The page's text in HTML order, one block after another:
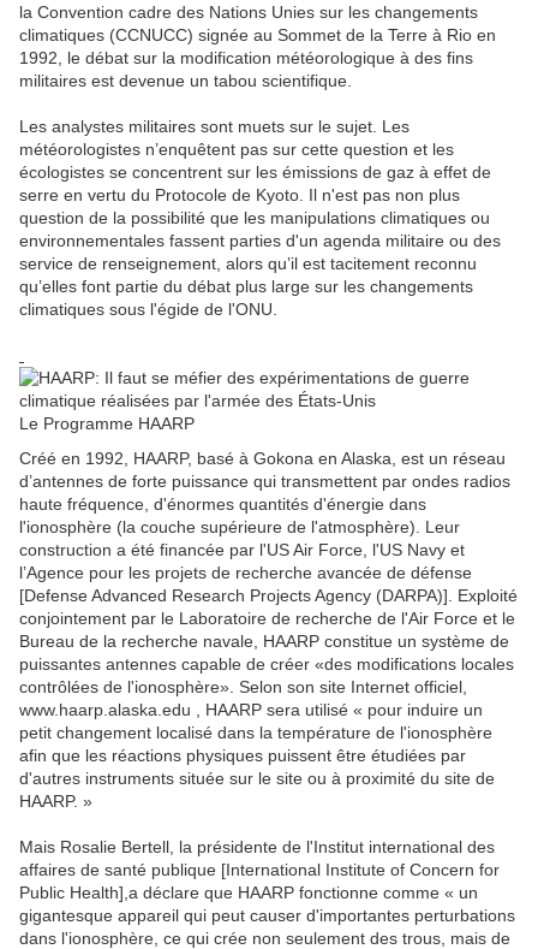
la Convention cadre des Nations Unies sur les changements
climatiques (CCNUCC) signée au Sommet de la Terre à Rio en
1992, le débat sur la modification météorologique à des fins
militaires est devenue un tabou scientifique.
Les analystes militaires sont muets sur le sujet. Les
météorologistes n’enquêtent pas sur cette question et les
écologistes se concentrent sur les émissions de gaz à effet de
serre en vertu du Protocole de Kyoto. Il n'est pas non plus
question de la possibilité que les manipulations climatiques ou
environnementales fassent parties d'un agenda militaire ou des
service de renseignement, alors qu’il est tacitement reconnu
qu’elles font partie du débat plus large sur les changements
climatiques sous l'égide de l'ONU.
Le Programme HAARP
Créé en 1992, HAARP, basé à Gokona en Alaska, est un réseau
d’antennes de forte puissance qui transmettent par ondes radios
haute fréquence, d'énormes quantités d'énergie dans
l'ionosphère (la couche supérieure de l'atmosphère). Leur
construction a été financée par l'US Air Force, l'US Navy et
l’Agence pour les projets de recherche avancée de défense
[Defense Advanced Research Projects Agency (DARPA)]. Exploité
conjointement par le Laboratoire de recherche de l'Air Force et le
Bureau de la recherche navale, HAARP constitue un système de
puissantes antennes capable de créer «des modifications locales
contrôlées de l'ionosphère». Selon son site Internet officiel,
www.haarp.alaska.edu , HAARP sera utilisé « pour induire un
petit changement localisé dans la température de l'ionosphère
afin que les réactions physiques puissent être étudiées par
d'autres instruments située sur le site ou à proximité du site de
HAARP. »
Mais Rosalie Bertell, la présidente de l'Institut international des
affaires de santé publique [International Institute of Concern for
Public Health],a déclare que HAARP fonctionne comme « un
gigantesque appareil qui peut causer d'importantes perturbations
dans l'ionosphère, ce qui crée non seulement des trous, mais de